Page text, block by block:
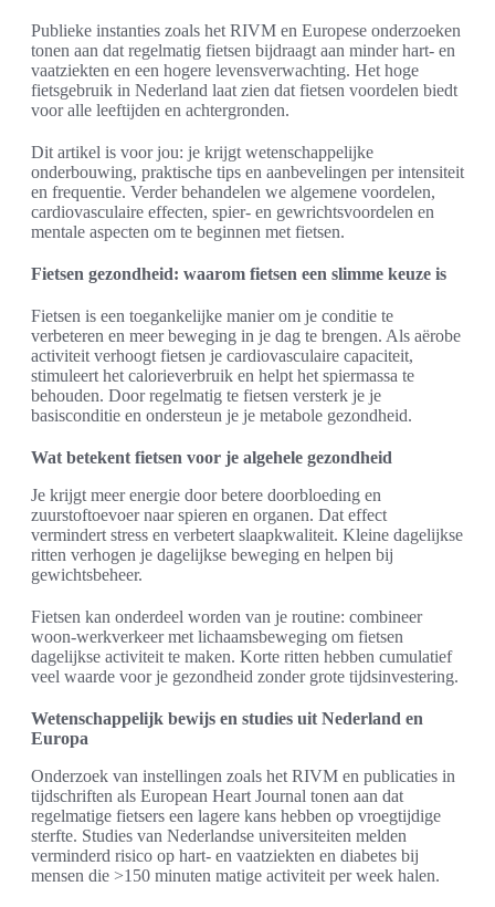
Publieke instanties zoals het RIVM en Europese onderzoeken
tonen aan dat regelmatig fietsen bijdraagt aan minder hart- en
vaatziekten en een hogere levensverwachting. Het hoge
fietsgebruik in Nederland laat zien dat fietsen voordelen biedt
voor alle leeftijden en achtergronden.
Dit artikel is voor jou: je krijgt wetenschappelijke
onderbouwing, praktische tips en aanbevelingen per intensiteit
en frequentie. Verder behandelen we algemene voordelen,
cardiovasculaire effecten, spier- en gewrichtsvoordelen en
mentale aspecten om te beginnen met fietsen.
Fietsen gezondheid: waarom fietsen een slimme keuze is
Fietsen is een toegankelijke manier om je conditie te
verbeteren en meer beweging in je dag te brengen. Als aërobe
activiteit verhoogt fietsen je cardiovasculaire capaciteit,
stimuleert het calorieverbruik en helpt het spiermassa te
behouden. Door regelmatig te fietsen versterk je je
basisconditie en ondersteun je je metabole gezondheid.
Wat betekent fietsen voor je algehele gezondheid
Je krijgt meer energie door betere doorbloeding en
zuurstoftoevoer naar spieren en organen. Dat effect
vermindert stress en verbetert slaapkwaliteit. Kleine dagelijkse
ritten verhogen je dagelijkse beweging en helpen bij
gewichtsbeheer.
Fietsen kan onderdeel worden van je routine: combineer
woon-werkverkeer met lichaamsbeweging om fietsen
dagelijkse activiteit te maken. Korte ritten hebben cumulatief
veel waarde voor je gezondheid zonder grote tijdsinvestering.
Wetenschappelijk bewijs en studies uit Nederland en
Europa
Onderzoek van instellingen zoals het RIVM en publicaties in
tijdschriften als European Heart Journal tonen aan dat
regelmatige fietsers een lagere kans hebben op vroegtijdige
sterfte. Studies van Nederlandse universiteiten melden
verminderd risico op hart- en vaatziekten en diabetes bij
mensen die >150 minuten matige activiteit per week halen.